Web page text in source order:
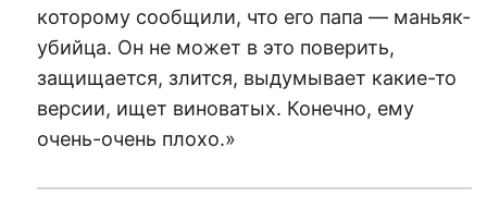
которому сообщили, что его папа — маньяк-
убийца. Он не может в это поверить,
защищается, злится, выдумывает какие-то
версии, ищет виноватых. Конечно, ему
очень-очень плохо.»